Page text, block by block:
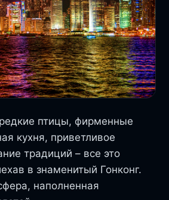
птицы, фирменные
кухня, приветливое
традиций – все это
в знаменитый Гонконг.
наполненная